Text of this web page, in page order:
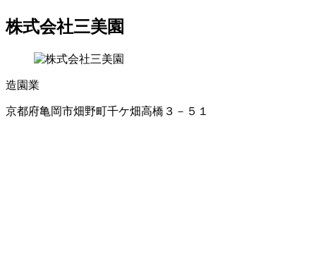
株式会社三美園
造園業
京都府亀岡市畑野町千ケ畑高橋３－５１